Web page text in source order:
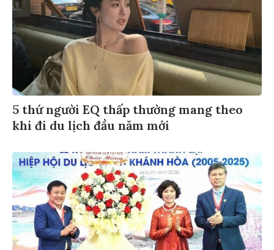
5 thứ người EQ thấp thường mang theo
khi đi du lịch đầu năm mới